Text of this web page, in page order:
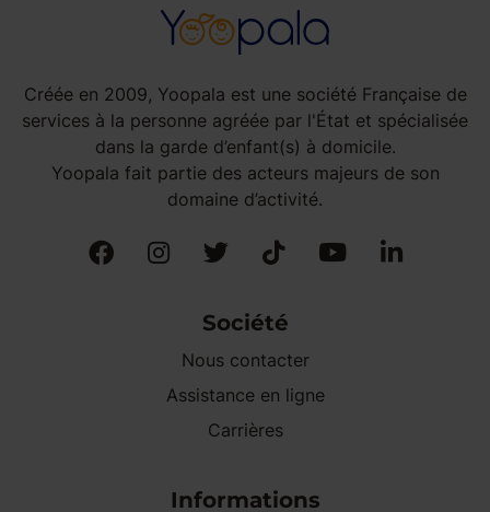
Créée en 2009, Yoopala est une société Française de
services à la personne agréée par l'État et spécialisée
dans la garde d’enfant(s) à domicile.
Yoopala fait partie des acteurs majeurs de son
domaine d’activité.
Société
Nous contacter
Assistance en ligne
Carrières
Informations